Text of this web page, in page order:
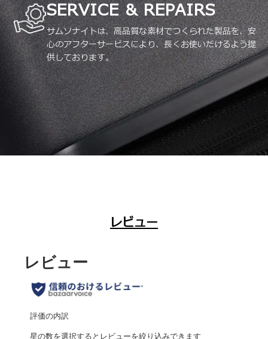
SERVICE & REPAIRS
サムソナイトは、高品質な素材でつくられた製品を、安
心のアフターサービスにより、長くお使いだけるよう提
供しております。
レビュー
レビュー
評価の内訳
星の数を選択するとレビューを絞り込みできます